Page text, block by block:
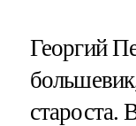
Георгий
староста.